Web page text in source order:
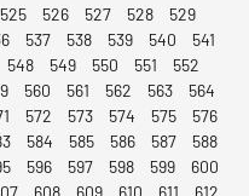
525 526 527 528
529
537 538 539 540
541
548 549 550 551
552
560 561 562 563
564
572 573 574 575
576
584 585 586 587
588
596 597 598 599
600
608 609 610 611
612